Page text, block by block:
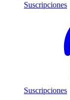
Suscripciones
Suscripciones